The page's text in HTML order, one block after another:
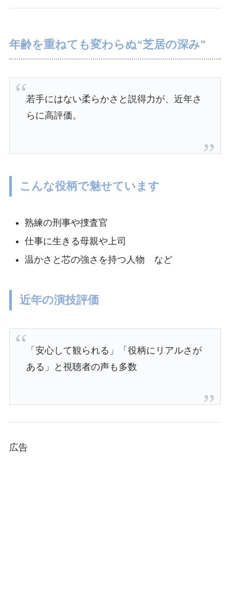
年齢を重ねても変わらぬ“芝居の深み”
若手にはない柔らかさと説得力が、近年さ
らに高評価。
こんな役柄で魅せています
熟練の刑事や捜査官
仕事に生きる母親や上司
温かさと芯の強さを持つ人物 など
近年の演技評価
「安心して観られる」「役柄にリアルさが
ある」と視聴者の声も多数
広告